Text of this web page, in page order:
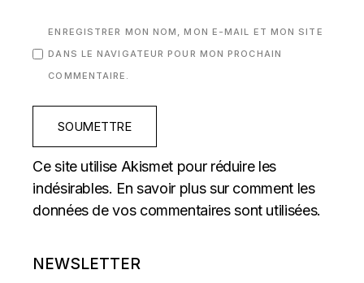
ENREGISTRER MON NOM, MON E-MAIL ET MON SITE
DANS LE NAVIGATEUR POUR MON PROCHAIN
COMMENTAIRE.
SOUMETTRE
Ce site utilise Akismet pour réduire les
indésirables. En savoir plus sur comment les
données de vos commentaires sont utilisées.
NEWSLETTER